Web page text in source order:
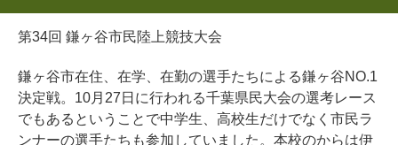
第34回 鎌ヶ谷市民陸上競技大会
鎌ヶ谷市在住、在学、在勤の選手たちによる鎌ヶ谷NO.1
決定戦。10月27日に行われる千葉県民大会の選考レース
でもあるということで中学生、高校生だけでなく市民ラ
ンナーの選手たちも参加していました。本校のからは伊